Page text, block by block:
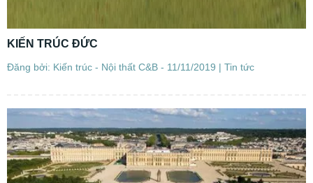
KIẾN TRÚC ĐỨC
Đăng bởi: Kiến trúc - Nội thất C&B - 11/11/2019 | Tin tức